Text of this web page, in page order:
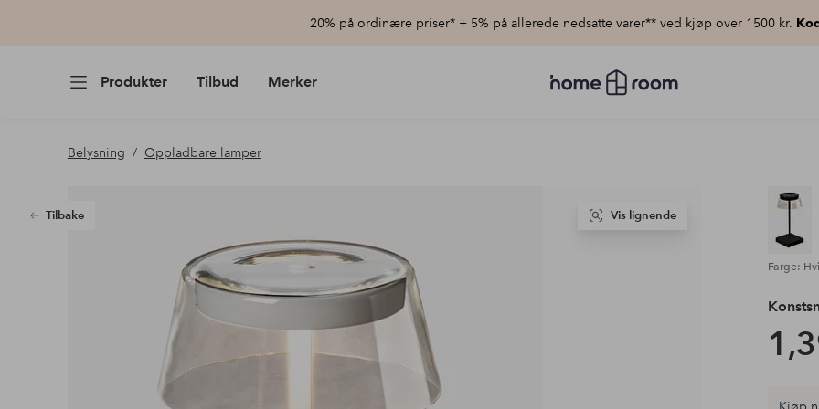
20% på ordinære priser* + 5% på allerede nedsatte varer** ved kjøp over 1500 kr.
Produkter Tilbud Merker
Homeroom
–
Belysning Oppladbare lamper
Tilbake Vis lignende
Farge: